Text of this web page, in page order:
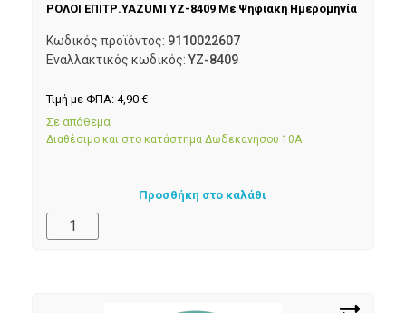
ΡΟΛΟΙ ΕΠΙΤΡ.YAZUMI YZ-8409 Με Ψηφιακη Ημερομηνία
Κωδικός προϊόντος: 9110022607
Εναλλακτικός κωδικός: YZ-8409
Τιμή με ΦΠΑ: 4,90 €
Σε απόθεμα
Διαθέσιμο και στο κατάστημα Δωδεκανήσου 10Α
Προσθήκη στο καλάθι